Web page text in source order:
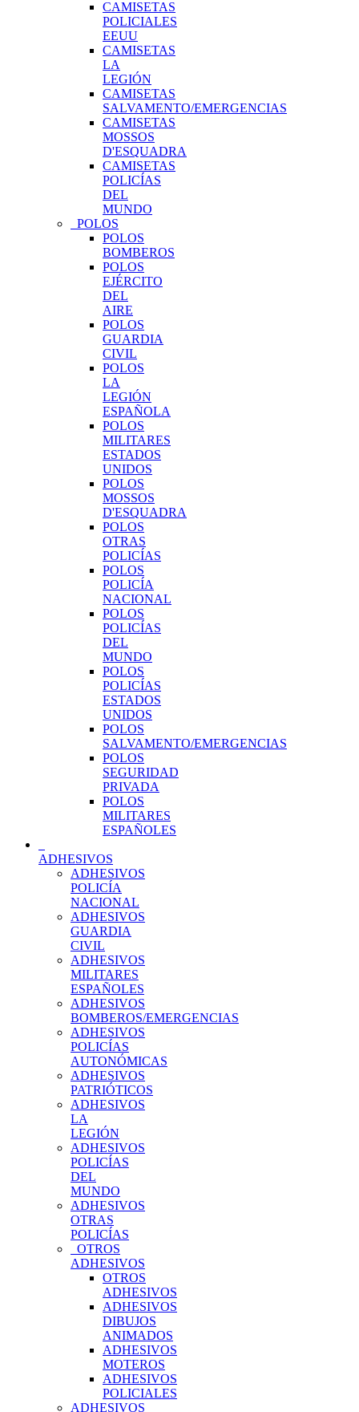
CAMISETAS
POLICIALES
EEUU
CAMISETAS
LA
LEGIÓN
CAMISETAS
SALVAMENTO/EMERGENCIAS
CAMISETAS
MOSSOS
D'ESQUADRA
CAMISETAS
POLICÍAS
DEL
MUNDO
POLOS
POLOS
BOMBEROS
POLOS
EJÉRCITO
DEL
AIRE
POLOS
GUARDIA
CIVIL
POLOS
LA
LEGIÓN
ESPAÑOLA
POLOS
MILITARES
ESTADOS
UNIDOS
POLOS
MOSSOS
D'ESQUADRA
POLOS
OTRAS
POLICÍAS
POLOS
POLICÍA
NACIONAL
POLOS
POLICÍAS
DEL
MUNDO
POLOS
POLICÍAS
ESTADOS
UNIDOS
POLOS
SALVAMENTO/EMERGENCIAS
POLOS
SEGURIDAD
PRIVADA
POLOS
MILITARES
ESPAÑOLES
ADHESIVOS
ADHESIVOS
POLICÍA
NACIONAL
ADHESIVOS
GUARDIA
CIVIL
ADHESIVOS
MILITARES
ESPAÑOLES
ADHESIVOS
BOMBEROS/EMERGENCIAS
ADHESIVOS
POLICÍAS
AUTONÓMICAS
ADHESIVOS
PATRIÓTICOS
ADHESIVOS
LA
LEGIÓN
ADHESIVOS
POLICÍAS
DEL
MUNDO
ADHESIVOS
OTRAS
POLICÍAS
OTROS
ADHESIVOS
OTROS
ADHESIVOS
ADHESIVOS
DIBUJOS
ANIMADOS
ADHESIVOS
MOTEROS
ADHESIVOS
POLICIALES
ADHESIVOS